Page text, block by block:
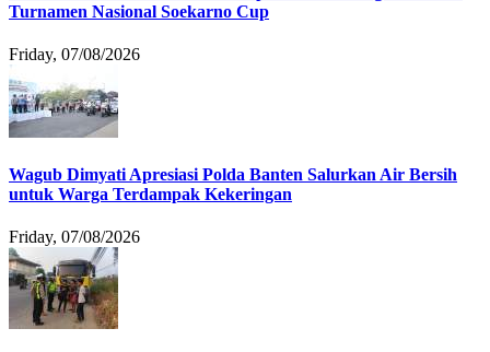
Turnamen Nasional Soekarno Cup
Friday, 07/08/2026
Wagub Dimyati Apresiasi Polda Banten Salurkan Air Bersih
untuk Warga Terdampak Kekeringan
Friday, 07/08/2026